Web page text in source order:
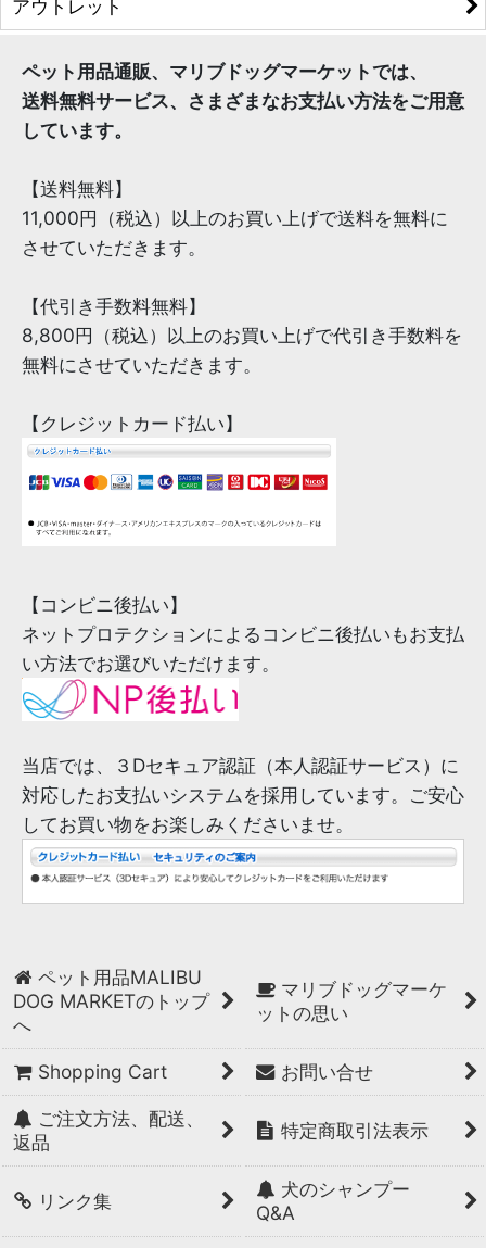
アウトレット
ペット用品通販、マリブドッグマーケットでは、
送料無料サービス、さまざまなお支払い方法をご用意
しています。
【送料無料】
11,000円（税込）以上のお買い上げで送料を無料に
させていただきます。
【代引き手数料無料】
8,800円（税込）以上のお買い上げで代引き手数料を
無料にさせていただきます。
【クレジットカード払い】
【コンビニ後払い】
ネットプロテクションによるコンビニ後払いもお支払
い方法でお選びいただけます。
当店では、３Dセキュア認証（本人認証サービス）に
対応したお支払いシステムを採用しています。ご安心
してお買い物をお楽しみくださいませ。
ペット用品MALIBU
DOG MARKETのトップ
へ
マリブドッグマーケ
ットの思い
Shopping Cart お問い合せ
ご注文方法、配送、
返品
特定商取引法表示
リンク集
犬のシャンプー
Q&A